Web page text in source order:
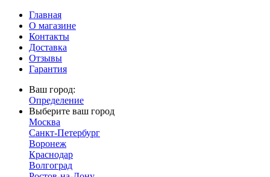
Главная
О магазине
Контакты
Доставка
Отзывы
Гарантия
Ваш город:
Определение
Выберите ваш город
Москва
Санкт-Петербург
Воронеж
Краснодар
Волгоград